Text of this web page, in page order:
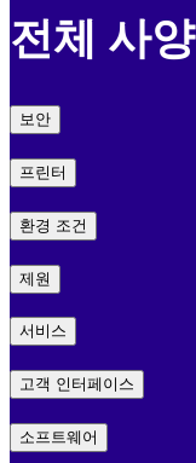
전체 사양
보안
프린터
환경 조건
제원
서비스
고객 인터페이스
소프트웨어